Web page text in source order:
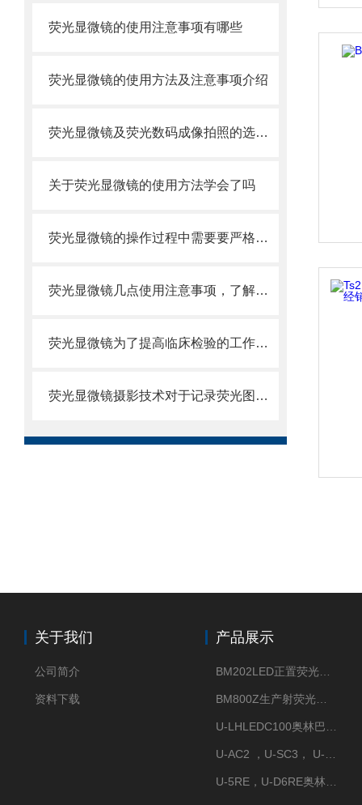
荧光显微镜的使用注意事项有哪些
荧光显微镜的使用方法及注意事项介绍
荧光显微镜及荧光数码成像拍照的选择及注意事项
关于荧光显微镜的使用方法学会了吗
荧光显微镜的操作过程中需要要严格遵照说明书的指示
荧光显微镜几点使用注意事项，了解一下
荧光显微镜为了提高临床检验的工作效率
荧光显微镜摄影技术对于记录荧光图像十分必要
关于我们
公司简介
资料下载
产品展示